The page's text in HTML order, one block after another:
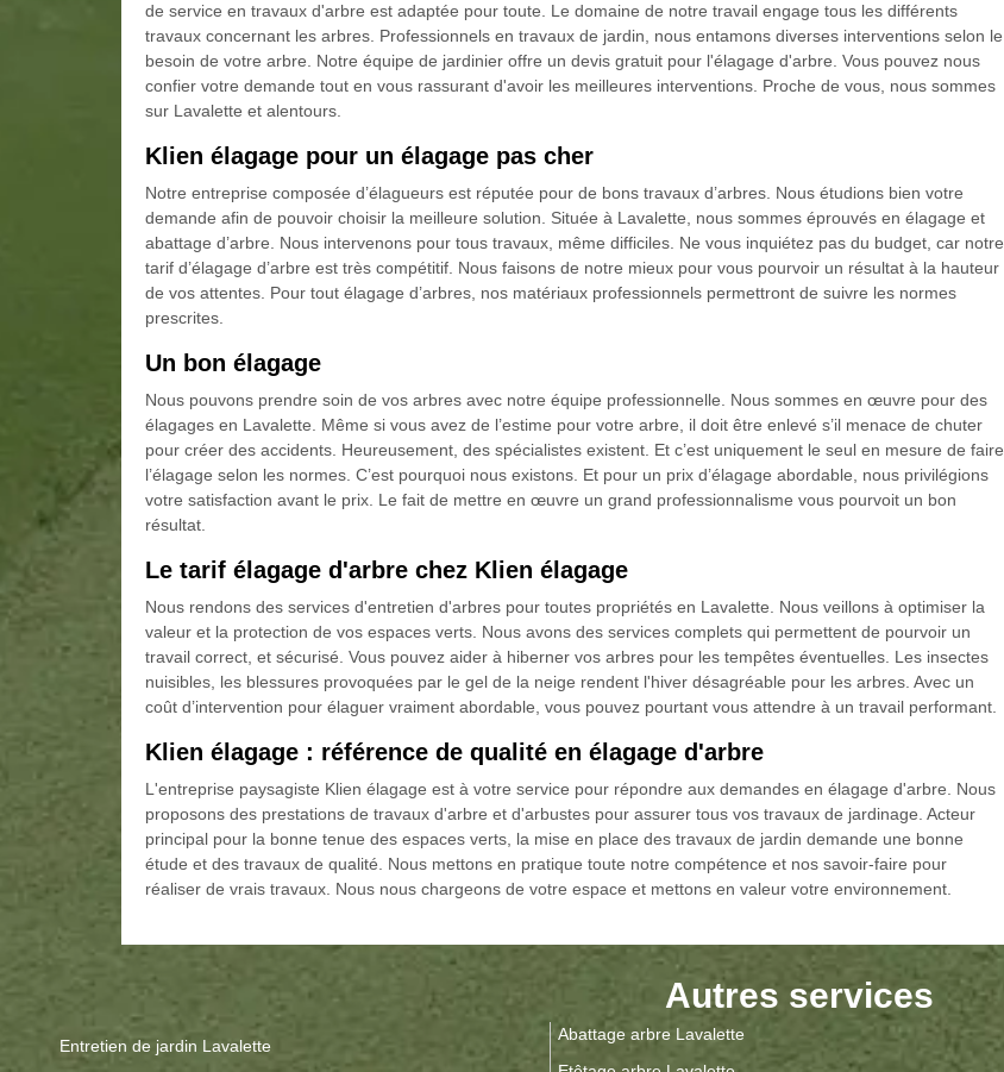
de service en travaux d'arbre est adaptée pour toute. Le domaine de notre travail engage tous les différents
travaux concernant les arbres. Professionnels en travaux de jardin, nous entamons diverses interventions selon le
besoin de votre arbre. Notre équipe de jardinier offre un devis gratuit pour l'élagage d'arbre. Vous pouvez nous
confier votre demande tout en vous rassurant d'avoir les meilleures interventions. Proche de vous, nous sommes
sur Lavalette et alentours.
Klien élagage pour un élagage pas cher
Notre entreprise composée d’élagueurs est réputée pour de bons travaux d’arbres. Nous étudions bien votre
demande afin de pouvoir choisir la meilleure solution. Située à Lavalette, nous sommes éprouvés en élagage et
abattage d’arbre. Nous intervenons pour tous travaux, même difficiles. Ne vous inquiétez pas du budget, car notre
tarif d’élagage d’arbre est très compétitif. Nous faisons de notre mieux pour vous pourvoir un résultat à la hauteur
de vos attentes. Pour tout élagage d’arbres, nos matériaux professionnels permettront de suivre les normes
prescrites.
Un bon élagage
Nous pouvons prendre soin de vos arbres avec notre équipe professionnelle. Nous sommes en œuvre pour des
élagages en Lavalette. Même si vous avez de l’estime pour votre arbre, il doit être enlevé s’il menace de chuter
pour créer des accidents. Heureusement, des spécialistes existent. Et c’est uniquement le seul en mesure de faire
l’élagage selon les normes. C’est pourquoi nous existons. Et pour un prix d’élagage abordable, nous privilégions
votre satisfaction avant le prix. Le fait de mettre en œuvre un grand professionnalisme vous pourvoit un bon
résultat.
Le tarif élagage d'arbre chez Klien élagage
Nous rendons des services d'entretien d'arbres pour toutes propriétés en Lavalette. Nous veillons à optimiser la
valeur et la protection de vos espaces verts. Nous avons des services complets qui permettent de pourvoir un
travail correct, et sécurisé. Vous pouvez aider à hiberner vos arbres pour les tempêtes éventuelles. Les insectes
nuisibles, les blessures provoquées par le gel de la neige rendent l'hiver désagréable pour les arbres. Avec un
coût d’intervention pour élaguer vraiment abordable, vous pouvez pourtant vous attendre à un travail performant.
Klien élagage : référence de qualité en élagage d'arbre
L'entreprise paysagiste Klien élagage est à votre service pour répondre aux demandes en élagage d'arbre. Nous
proposons des prestations de travaux d'arbre et d'arbustes pour assurer tous vos travaux de jardinage. Acteur
principal pour la bonne tenue des espaces verts, la mise en place des travaux de jardin demande une bonne
étude et des travaux de qualité. Nous mettons en pratique toute notre compétence et nos savoir-faire pour
réaliser de vrais travaux. Nous nous chargeons de votre espace et mettons en valeur votre environnement.
Autres services
Entretien de jardin Lavalette
Abattage arbre Lavalette